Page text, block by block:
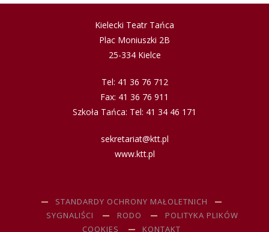
Kielecki Teatr Tańca
Plac Moniuszki 2B
25-334 Kielce
Tel: 41 36 76 712
Fax: 41 36 76 911
Szkoła Tańca: Tel: 41 34 46 171
sekretariat@ktt.pl
www.ktt.pl
STANDARDY OCHRONY MAŁOLETNICH
SYGNALIŚCI
RODO
POLITYKA PLIKÓW
COOKIES
KONTAKT